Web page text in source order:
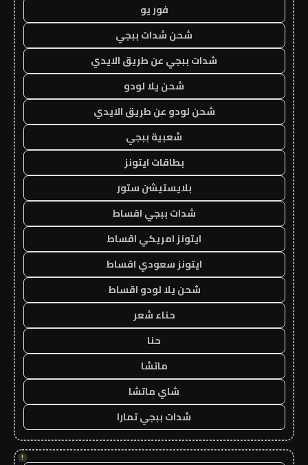
فور يو
شحن شدات ببجي
شدات ببجي عن طريق الايدي
شحن يلا لودو
شحن لودو عن طريق الايدي
شعبية ببجي
بطاقات ايتونز
بلايستيشن ستور
شدات ببجي اقساط
ايتونز امريكي اقساط
ايتونز سعودي اقساط
شحن يلا لودو اقساط
حناء شعر
حنا
ماتشا
شاي ماتشا
شدات ببجي تمارا
!